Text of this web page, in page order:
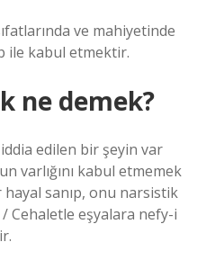
ve mahiyetinde
ile kabul etmektir.
ne demek?
edilen bir şeyin var
varlığını kabul etmemek
sanıp, onu narsistik
Cehaletle eşyalara nefy-i